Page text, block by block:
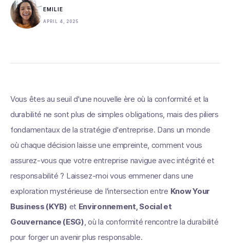
EMILIE
APRIL 4, 2025
Vous êtes au seuil d'une nouvelle ère où la conformité et la
durabilité ne sont plus de simples obligations, mais des piliers
fondamentaux de la stratégie d'entreprise. Dans un monde
où chaque décision laisse une empreinte, comment vous
assurez-vous que votre entreprise navigue avec intégrité et
responsabilité ? Laissez-moi vous emmener dans une
exploration mystérieuse de l'intersection entre Know Your
Business (KYB) et Environnement, Social et
Gouvernance (ESG), où la conformité rencontre la durabilité
pour forger un avenir plus responsable.